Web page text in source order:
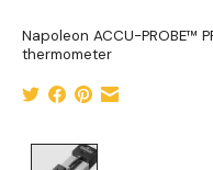
Napoleon ACCU-PROBE™
thermometer
Product